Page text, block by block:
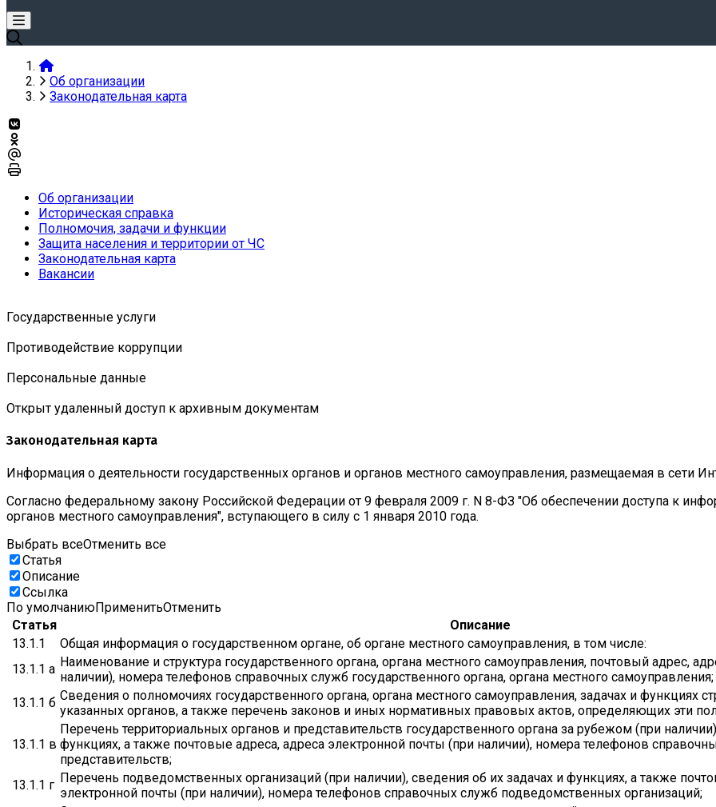
Об организации
Законодательная карта
Об организации
Историческая справка
Полномочия, задачи и функции
Защита населения и территории от ЧС
Законодательная карта
Вакансии
Государственные услуги
Противодействие коррупции
Персональные данные
Открыт удаленный доступ к архивным документам
Законодательная карта
Информация о деятельности государственных органов и органов местного самоуправления, размещаемая в сети
Согласно федеральному закону Российской Федерации от 9 февраля 2009 г. N 8-ФЗ "Об обеспечении доступа к
органов местного самоуправления", вступающего в силу с 1 января 2010 года.
Выбрать всеОтменить все
Статья
Описание
Ссылка
По умолчаниюПрименитьОтменить
Статья
Описание
13.1.1
Общая информация о государственном органе, об органе местного самоуправления, в том числе:
13.1.1 а Наименование и структура государственного органа, органа местного самоуправления, почтовый адрес,
наличии), номера телефонов справочных служб государственного органа, органа местного самоуправления;
13.1.1 б Сведения о полномочиях государственного органа, органа местного самоуправления, задачах и функциях
указанных органов, а также перечень законов и иных нормативных правовых актов, определяющих эти
13.1.1 в
Перечень территориальных органов и представительств государственного органа за рубежом (при
функциях, а также почтовые адреса, адреса электронной почты (при наличии), номера телефонов
представительств;
13.1.1 г Перечень подведомственных организаций (при наличии), сведения об их задачах и функциях, а также
электронной почты (при наличии), номера телефонов справочных служб подведомственных организаций;